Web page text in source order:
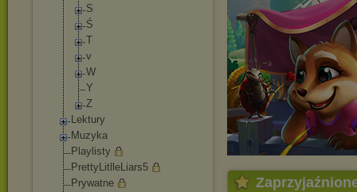
S
Ś
T
v
W
Y
Z
Lektury
Muzyka
Playlisty
PrettyLitlleLiars5
Prywatne